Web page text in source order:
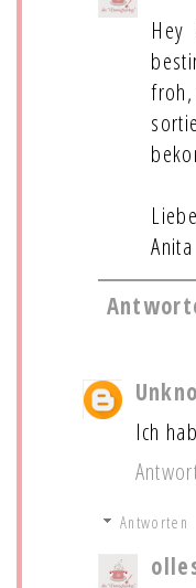
Hey
Anita
Ich
Antworten